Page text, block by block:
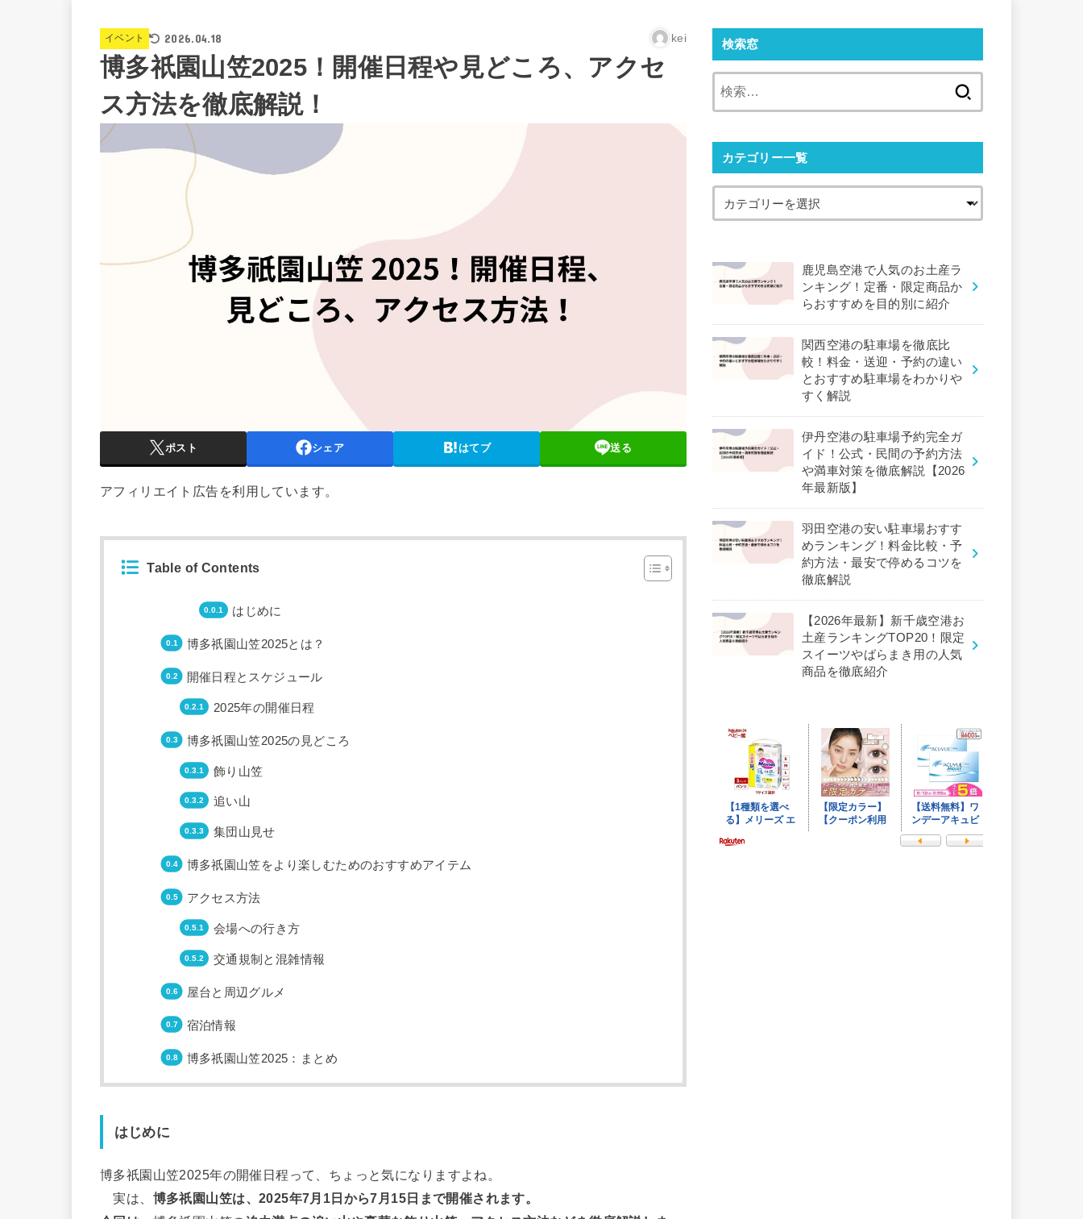
イベント 2026.04.18 kei
博多祇園山笠2025！開催日程や見どころ、アクセ
ス方法を徹底解説！
ポスト シェア はてブ 送る
アフィリエイト広告を利用しています。
Table of Contents
はじめに
博多祇園山笠2025とは？
開催日程とスケジュール
2025年の開催日程
博多祇園山笠2025の見どころ
飾り山笠
追い山
集団山見せ
博多祇園山笠をより楽しむためのおすすめアイテム
アクセス方法
会場への行き方
交通規制と混雑情報
屋台と周辺グルメ
宿泊情報
博多祇園山笠2025：まとめ
はじめに
博多祇園山笠2025年の開催日程って、ちょっと気になりますよね。
実は、 博多祇園山笠は、2025年7月1日から7月15日まで開催されます。
検索窓
カテゴリー一覧
鹿児島空港で人気のお土産ラ
ンキング！定番・限定商品か
らおすすめを目的別に紹介
関西空港の駐車場を徹底比
較！料金・送迎・予約の違い
とおすすめ駐車場をわかりや
すく解説
伊丹空港の駐車場予約完全ガ
イド！公式・民間の予約方法
や満車対策を徹底解説【2026
年最新版】
羽田空港の安い駐車場おすす
めランキング！料金比較・予
約方法・最安で停めるコツを
徹底解説
【2026年最新】新千歳空港お
土産ランキングTOP20！限定
スイーツやばらまき用の人気
商品を徹底紹介